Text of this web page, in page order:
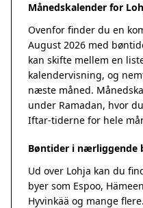
Månedskalender for
Ovenfor finder du en
August 2026 med
kan skifte mellem en
kalendervisning, og
næste måned.
under Ramadan, hvor
Iftar-tiderne for hele
Bøntider i nærliggende
Ud over Lohja kan du
byer som Espoo,
Hyvinkää og mange